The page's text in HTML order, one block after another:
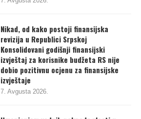
7. Avgusta 2026.
Nikad, od kako postoji finansijska
revizija u Republici Srpskoj
Konsolidovani godišnji finansijski
izvještaj za korisnike budžeta RS nije
dobio pozitivnu ocjenu za finansijske
izvještaje
7. Avgusta 2026.